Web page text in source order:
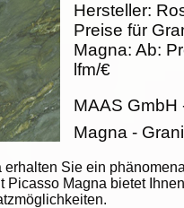
erhalten Sie ein
Picasso Magna bietet Ihnen
Hersteller:
Preise für
Magna: Ab:
lfm/€
MAAS GmbH
Magna -